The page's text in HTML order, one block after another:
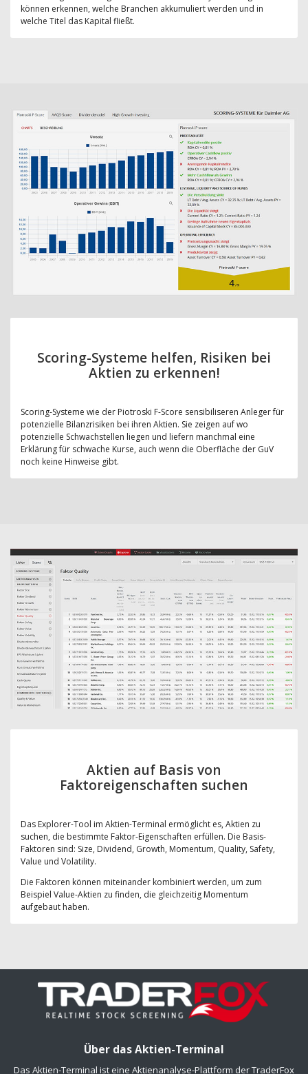
können erkennen, welche Branchen akkumuliert werden und in
welche Titel das Kapital fließt.
Scoring-Systeme helfen, Risiken bei
Aktien zu erkennen!
Scoring-Systeme wie der Piotroski F-Score sensibiliseren Anleger für
potenzielle Bilanzrisiken bei ihren Aktien. Sie zeigen auf wo
potenzielle Schwachstellen liegen und liefern manchmal eine
Erklärung für schwache Kurse, auch wenn die Oberfläche der GuV
noch keine Hinweise gibt.
Aktien auf Basis von
Faktoreigenschaften suchen
Das Explorer-Tool im Aktien-Terminal ermöglicht es, Aktien zu
suchen, die bestimmte Faktor-Eigenschaften erfüllen. Die Basis-
Faktoren sind: Size, Dividend, Growth, Momentum, Quality, Safety,
Value und Volatility.
Die Faktoren können miteinander kombiniert werden, um zum
Beispiel Value-Aktien zu finden, die gleichzeitig Momentum
aufgebaut haben.
Über das Aktien-Terminal
Das Aktien-Terminal ist eine Aktienanalyse-Plattform der TraderFox